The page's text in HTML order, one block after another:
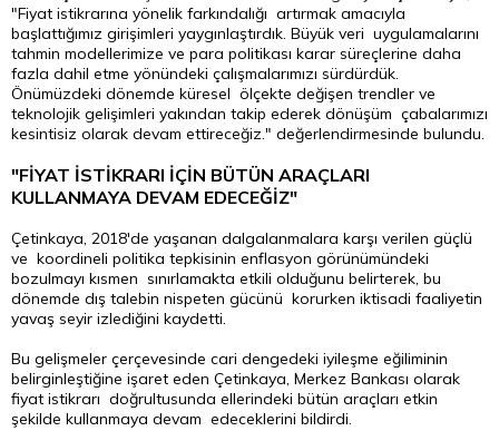
"Fiyat istikrarına yönelik farkındalığı artırmak amacıyla
başlattığımız girişimleri yaygınlaştırdık. Büyük veri uygulamalarını
tahmin modellerimize ve para politikası karar süreçlerine daha
fazla dahil etme yönündeki çalışmalarımızı sürdürdük.
Önümüzdeki dönemde küresel ölçekte değişen trendler ve
teknolojik gelişimleri yakından takip ederek dönüşüm çabalarımızı
kesintisiz olarak devam ettireceğiz." değerlendirmesinde bulundu.
"FİYAT İSTİKRARI İÇİN BÜTÜN ARAÇLARI
KULLANMAYA DEVAM EDECEĞİZ"
Çetinkaya, 2018'de yaşanan dalgalanmalara karşı verilen güçlü
ve koordineli politika tepkisinin enflasyon görünümündeki
bozulmayı kısmen sınırlamakta etkili olduğunu belirterek, bu
dönemde dış talebin nispeten gücünü korurken iktisadi faaliyetin
yavaş seyir izlediğini kaydetti.
Bu gelişmeler çerçevesinde cari dengedeki iyileşme eğiliminin
belirginleştiğine işaret eden Çetinkaya, Merkez Bankası olarak
fiyat istikrarı doğrultusunda ellerindeki bütün araçları etkin
şekilde kullanmaya devam edeceklerini bildirdi.